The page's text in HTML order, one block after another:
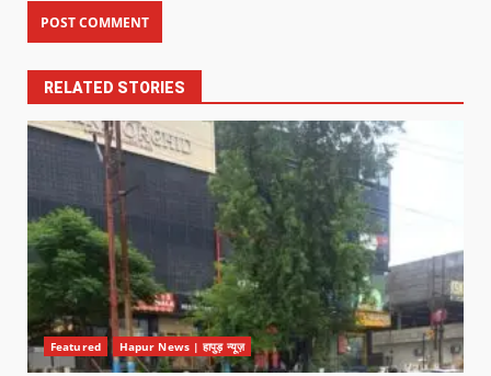
RELATED STORIES
Featured Hapur News | हापुड़ न्यूज़